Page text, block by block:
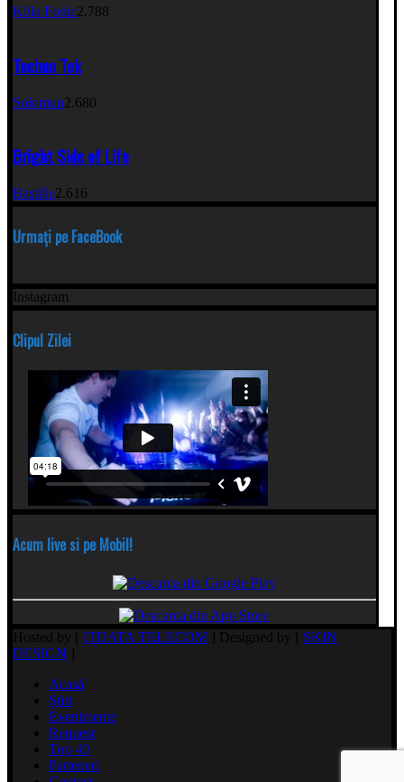
Killa Fonic2.788
Techno Tek
Solomun2.680
Bright Side of Life
Bastille2.616
Urmați pe FaceBook
Instagram
Clipul Zilei
Acum live si pe Mobil!
Hosted by [ ITDATA TELECOM ] Designed by [ SKIN
DESIGN ]
Acasă
Știri
Evenimente
Request
Top 40
Parteneri